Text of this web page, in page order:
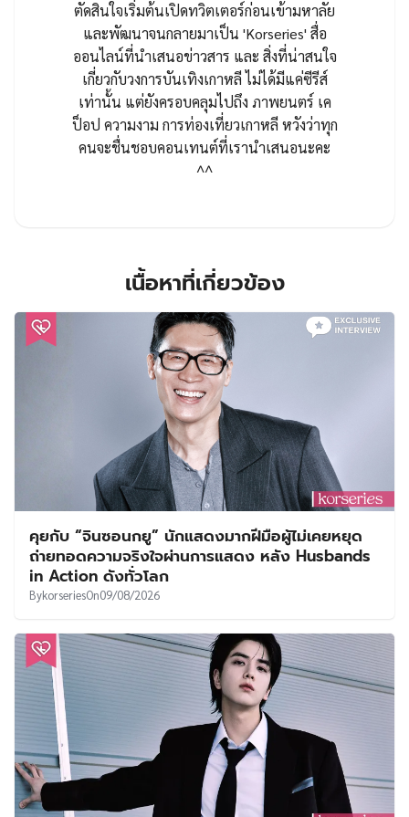
ตัดสินใจเริ่มต้นเปิดทวิตเตอร์ก่อนเข้ามหาลัย
และพัฒนาจนกลายมาเป็น 'Korseries' สื่อ
ออนไลน์ที่นำเสนอข่าวสาร และ สิ่งที่น่าสนใจ
เกี่ยวกับวงการบันเทิงเกาหลี ไม่ได้มีแค่ซีรีส์
เท่านั้น แต่ยังครอบคลุมไปถึง ภาพยนตร์ เค
ป็อป ความงาม การท่องเที่ยวเกาหลี หวังว่าทุก
คนจะชื่นชอบคอนเทนต์ที่เรานำเสนอนะคะ
^^
เนื้อหาที่เกี่ยวข้อง
คุยกับ “จินซอนกยู” นักแสดงมากฝีมือผู้ไม่เคยหยุด
ถ่ายทอดความจริงใจผ่านการแสดง หลัง Husbands
in Action ดังทั่วโลก
BykorseriesOn09/08/2026